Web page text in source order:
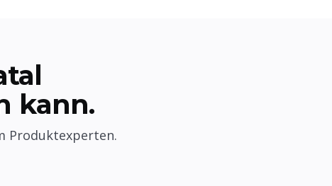
kann.
Produktexperten.